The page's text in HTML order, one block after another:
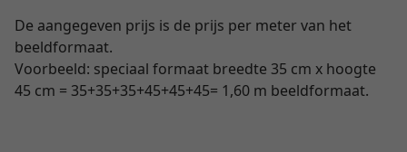
De aangegeven prijs is de prijs per meter van het
beeldformaat.
Voorbeeld: speciaal formaat breedte 35 cm x hoogte
45 cm = 35+35+35+45+45+45= 1,60 m beeldformaat.